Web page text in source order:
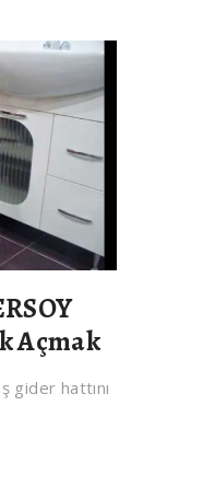
Açmak
gider hattını